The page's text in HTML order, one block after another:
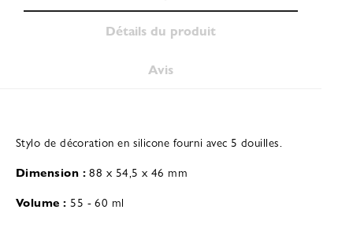
Détails du produit
Avis
Stylo de décoration en silicone fourni avec 5 douilles.
Dimension :88 x 54,5 x 46 mm
Volume : 55 - 60 ml